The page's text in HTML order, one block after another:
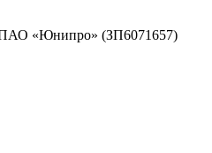
ПАО «Юнипро» (ЗП6071657)